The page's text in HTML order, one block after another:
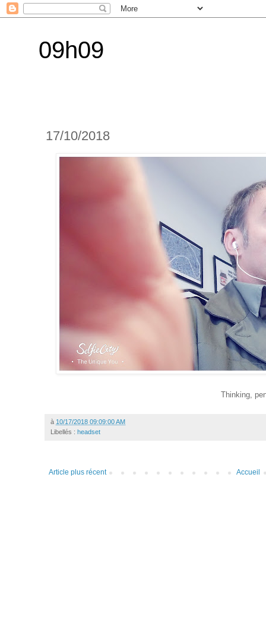
09h09
17/10/2018
Thinking,
à 10/17/2018 09:09:00 AM
Libellés : headset
Article plus récent Accueil